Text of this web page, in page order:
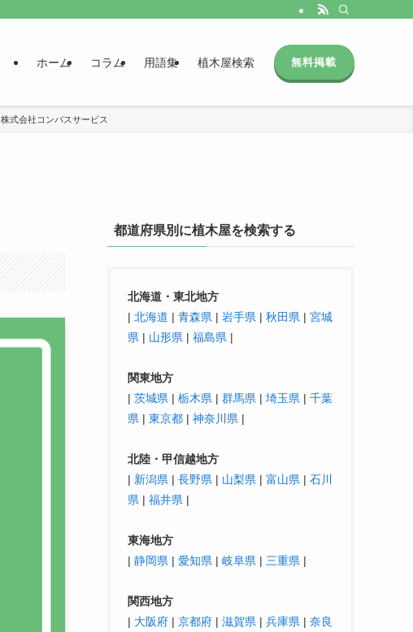
ホーム コラム 用語集 植木屋検索 無料掲載
株式会社コンパスサービス
都道府県別に植木屋を検索する
北海道・東北地方
| 北海道 | 青森県 | 岩手県 | 秋田県 | 宮城
県 | 山形県 | 福島県 |
関東地方
| 茨城県 | 栃木県 | 群馬県 | 埼玉県 | 千葉
県 | 東京都 | 神奈川県 |
北陸・ 甲信越地方
| 新潟県 | 長野県 | 山梨県 | 富山県 | 石川
県 | 福井県 |
東海地方
| 静岡県 | 愛知県 | 岐阜県 | 三重県 |
関西地方
| 大阪府 | 京都府 | 滋賀県 | 兵庫県 | 奈良